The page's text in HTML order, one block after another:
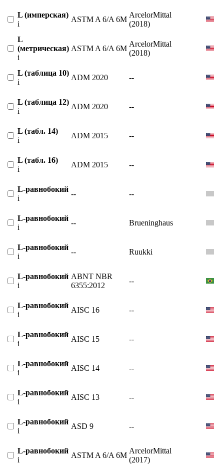
L (имперская)
i
ASTM A 6/A 6M
ArcelorMittal
(2018)
L
(метрическая)
i
ASTM A 6/A 6M
ArcelorMittal
(2018)
L (таблица 10)
i
ADM 2020 --
L (таблица 12)
i
ADM 2020 --
L (табл. 14)
i
ADM 2015 --
L (табл. 16)
i
ADM 2015 --
L-равнобокий
i
-- --
L-равнобокий
i
-- Brueninghaus
L-равнобокий
i
-- Ruukki
L-равнобокий
i
ABNT NBR
6355:2012
--
L-равнобокий
i
AISC 16 --
L-равнобокий
i
AISC 15 --
L-равнобокий
i
AISC 14 --
L-равнобокий
i
AISC 13 --
L-равнобокий
i
ASD 9 --
L-равнобокий
i
ASTM A 6/A 6M
ArcelorMittal
(2017)